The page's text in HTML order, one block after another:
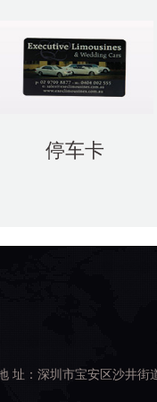
停车卡
址：深圳市宝安区沙井街